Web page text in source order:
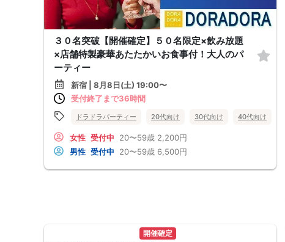
３０名突破【開催確定】５０名限定×飲み放題
×店舗特製豪華あたたかいお食事付！大人のパ
ーティー
新宿 | 8月8日(土) 19:00〜
受付終了まで36時間
ドラドラパーティー 20代向け 30代向け 40代向け
女性 受付中 20〜59歳 2,200円
男性 受付中 20〜59歳 6,500円
開催確定